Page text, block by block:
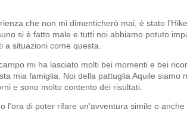
che non mi dimenticherò mai, è stato
si è fatto male e tutti noi abbiamo potuto
a situazioni come questa.
mi ha lasciato molti bei momenti e bei
mia famiglia. Noi della pattuglia Aquile siamo
e sono molto contento dei risultati.
l'ora di poter rifare un'avventura simile o